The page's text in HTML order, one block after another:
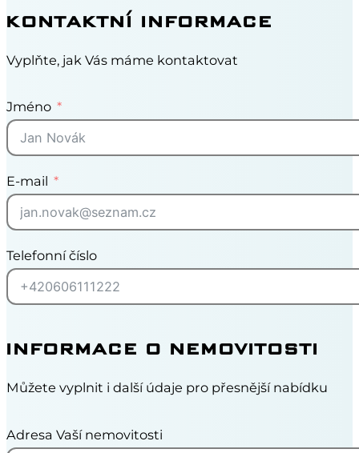
KONTAKTNÍ INFORMACE
Vyplňte, jak Vás máme kontaktovat
Jméno
E-mail
Telefonní číslo
INFORMACE O NEMOVITOSTI
Můžete vyplnit i další údaje pro přesnější nabídku
Adresa Vaší nemovitosti